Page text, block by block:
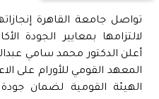
تواصل جامعة القاهرة
لالتزامها بمعايير الجودة
أعلن الدكتور محمد سامي
المعهد القومي للأورام على
الهيئة القومية لضمان جودة